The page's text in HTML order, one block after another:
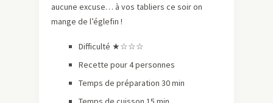
aucune excuse… à vos tabliers ce soir on
mange de l’églefin !
Difficulté ★☆☆☆
Recette pour 4 personnes
Temps de préparation 30 min